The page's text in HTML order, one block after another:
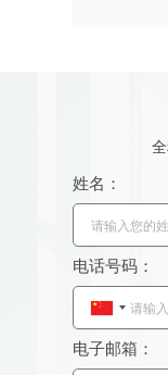
姓名：
电话号码：
C
h
i
电子邮箱：